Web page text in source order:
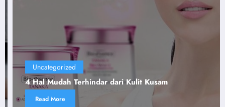
Uncategorized
4 Hal Mudah Terhindar dari Kulit Kusam
Read More